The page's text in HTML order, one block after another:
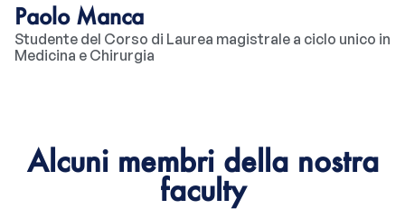
Paolo Manca
Studente del Corso di Laurea magistrale a ciclo unico in
Medicina e Chirurgia
Alcuni membri della nostra
faculty